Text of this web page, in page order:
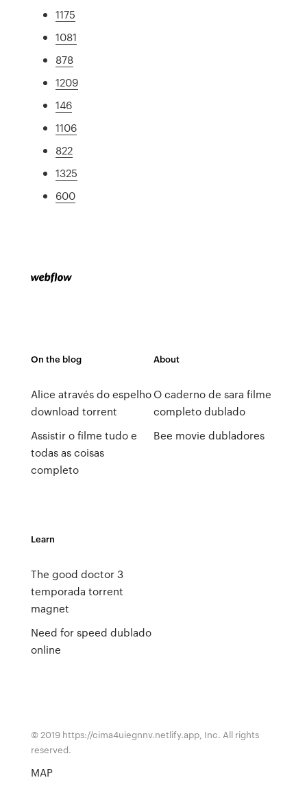
1175
1081
878
1209
146
1106
822
1325
600
On the blog
Alice através do espelho
download torrent
Assistir o filme tudo e
todas as coisas
completo
About
O caderno de sara filme
completo dublado
Bee movie dubladores
Learn
The good doctor 3
temporada torrent
magnet
Need for speed dublado
online
© 2019 https://cima4uiegnnv.netlify.app, Inc. All rights
reserved.
MAP